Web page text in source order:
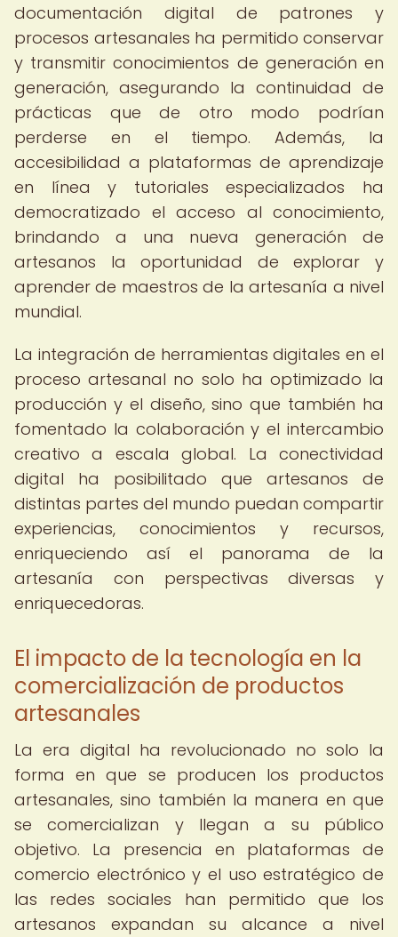
documentación digital de patrones y
procesos artesanales ha permitido conservar
y transmitir conocimientos de generación en
generación, asegurando la continuidad de
prácticas que de otro modo podrían
perderse en el tiempo. Además, la
accesibilidad a plataformas de aprendizaje
en línea y tutoriales especializados ha
democratizado el acceso al conocimiento,
brindando a una nueva generación de
artesanos la oportunidad de explorar y
aprender de maestros de la artesanía a nivel
mundial.
La integración de herramientas digitales en el
proceso artesanal no solo ha optimizado la
producción y el diseño, sino que también ha
fomentado la colaboración y el intercambio
creativo a escala global. La conectividad
digital ha posibilitado que artesanos de
distintas partes del mundo puedan compartir
experiencias, conocimientos y recursos,
enriqueciendo así el panorama de la
artesanía con perspectivas diversas y
enriquecedoras.
El impacto de la tecnología en la
comercialización de productos
artesanales
La era digital ha revolucionado no solo la
forma en que se producen los productos
artesanales, sino también la manera en que
se comercializan y llegan a su público
objetivo. La presencia en plataformas de
comercio electrónico y el uso estratégico de
las redes sociales han permitido que los
artesanos expandan su alcance a nivel